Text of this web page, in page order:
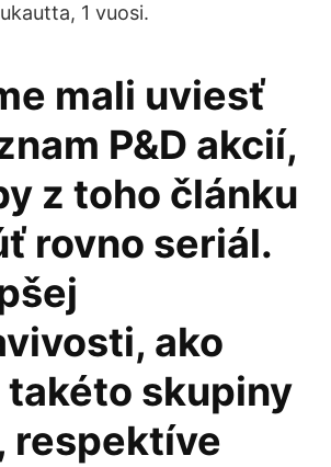
1 vuosi.
mali uviesť
P&D akcií,
z toho článku
rovno seriál.
ako
skupiny
respektíve